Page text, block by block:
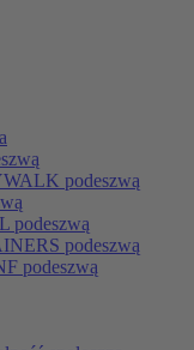
podeszwą
podeszwą
podeszwą
podeszwą